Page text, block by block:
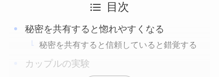
目次
秘密を共有すると惚れやすくなる
秘密を共有すると信頼していると錯覚する
カップルの実験